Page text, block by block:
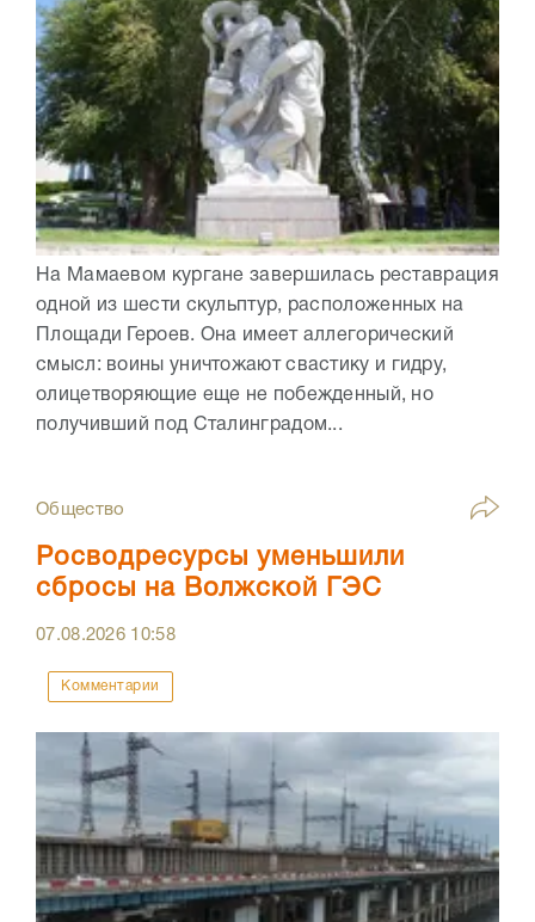
На Мамаевом кургане завершилась реставрация
одной из шести скульптур, расположенных на
Площади Героев. Она имеет аллегорический
смысл: воины уничтожают свастику и гидру,
олицетворяющие еще не побежденный, но
получивший под Сталинградом...
Общество
Росводресурсы уменьшили
сбросы на Волжской ГЭС
07.08.2026 10:58
Комментарии